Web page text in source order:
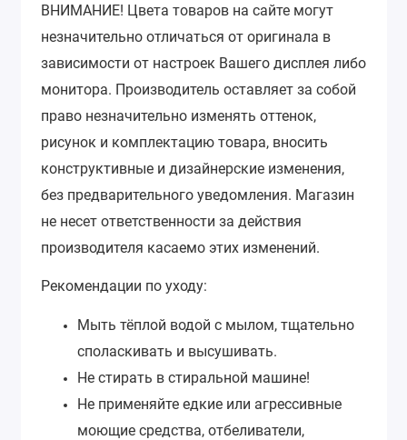
ВНИМАНИЕ! Цвета товаров на сайте могут
незначительно отличаться от оригинала в
зависимости от настроек Вашего дисплея либо
монитора. Производитель оставляет за собой
право незначительно изменять оттенок,
рисунок и комплектацию товара, вносить
конструктивные и дизайнерские изменения,
без предварительного уведомления. Магазин
не несет ответственности за действия
производителя касаемо этих изменений.
Рекомендации по уходу:
Мыть тёплой водой с мылом, тщательно
споласкивать и высушивать.
Не стирать в стиральной машине!
Не применяйте едкие или агрессивные
моющие средства, отбеливатели,